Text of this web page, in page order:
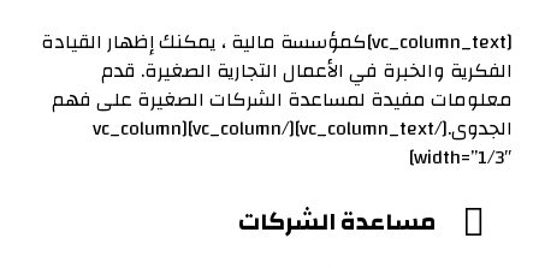
[vc_column_text]كمؤسسة مالية ، يمكنك إظهار القيادة
الفكرية والخبرة في الأعمال التجارية الصغيرة. قدم
معلومات مفيدة لمساعدة الشركات الصغيرة على فهم
الجدوى.[/vc_column_text][/vc_column][vc_column
width=”1/3″]
مساعدة الشركات